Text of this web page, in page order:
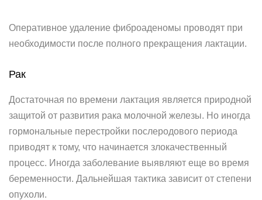
Оперативное удаление фиброаденомы проводят при
необходимости после полного прекращения лактации.
Рак
Достаточная по времени лактация является природной
защитой от развития рака молочной железы. Но иногда
гормональные перестройки послеродового периода
приводят к тому, что начинается злокачественный
процесс. Иногда заболевание выявляют еще во время
беременности. Дальнейшая тактика зависит от степени
опухоли.